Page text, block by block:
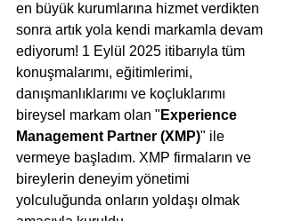
en büyük kurumlarına hizmet verdikten
sonra artık yola kendi markamla devam
ediyorum! 1 Eylül 2025 itibarıyla tüm
konuşmalarımı, eğitimlerimi,
danışmanlıklarımı ve koçluklarımı
bireysel markam olan " Experience
Management Partner (XMP)" ile
vermeye başladım. XMP firmaların ve
bireylerin deneyim yönetimi
yolculuğunda onların yoldaşı olmak